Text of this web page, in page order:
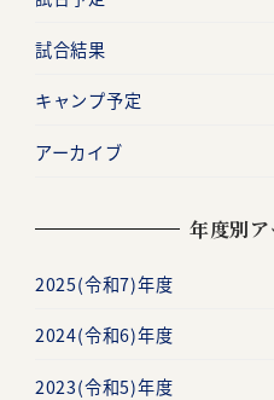
試合結果
キャンプ予定
アーカイブ
年度別
2025(令和7)年度
2024(令和6)年度
2023(令和5)年度